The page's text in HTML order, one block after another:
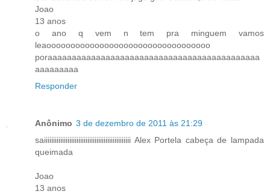
Joao
13 anos
o ano q vem n tem pra minguem vamos
leaoooooooooooooooooooooooooooooooooo
poraaaaaaaaaaaaaaaaaaaaaaaaaaaaaaaaaaaaaaaaaaaa
aaaaaaaaa
Responder
Anônimo 3 de dezembro de 2011 às 21:29
saiiiiiiiiiiiiiiiiiiiiiiiiiiiiiiiiiiiiiiiiiiiiiiii Alex Portela cabeça de lampada
queimada
Joao
13 anos